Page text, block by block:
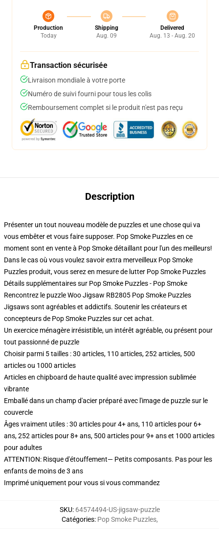
Production
Today
Shipping
Aug. 09
Delivered
Aug. 13 - Aug. 20
Transaction sécurisée
Livraison mondiale à votre porte
Numéro de suivi fourni pour tous les colis
Remboursement complet si le produit n'est pas reçu
Description
Présenter un tout nouveau modèle de puzzles et une chose qui va
vous embêter et vous faire supposer. Pop Smoke Puzzles en ce
moment sont en vente à Pop Smoke détaillant pour l'un des meilleurs!
Dans le cas où vous voulez savoir extra merveilleux Pop Smoke
Puzzles produit, vous serez en mesure de lutter Pop Smoke Puzzles
Détails supplémentaires sur Pop Smoke Puzzles - Pop Smoke
Rencontrez le puzzle Woo Jigsaw RB2805 Pop Smoke Puzzles
Jigsaws sont agréables et addictifs. Soutenir les créateurs et
concepteurs de Pop Smoke Puzzles sur cet achat.
Un exercice ménagère irrésistible, un intérêt agréable, ou présent pour
tout passionné de puzzle
Choisir parmi 5 tailles : 30 articles, 110 articles, 252 articles, 500
articles ou 1000 articles
Articles en chipboard de haute qualité avec impression sublimée
vibrante
Emballé dans un champ d'acier préparé avec l'image de puzzle sur le
couvercle
Âges vraiment utiles : 30 articles pour 4+ ans, 110 articles pour 6+
ans, 252 articles pour 8+ ans, 500 articles pour 9+ ans et 1000 articles
pour adultes
ATTENTION: Risque d'étouffement— Petits composants. Pas pour les
enfants de moins de 3 ans
Imprimé uniquement pour vous si vous commandez
SKU: 64574494-US-jigsaw-puzzle
Catégories: Pop Smoke Puzzles,